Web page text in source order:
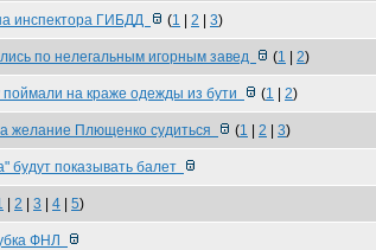
инспектора ГИБДД (1 2 3)
по нелегальным игорным завед (1 2)
на краже одежды из бути (1 2)
желание Плющенко судиться (1 2 3)
будут показывать балет
2 3 4 5)
ФНЛ